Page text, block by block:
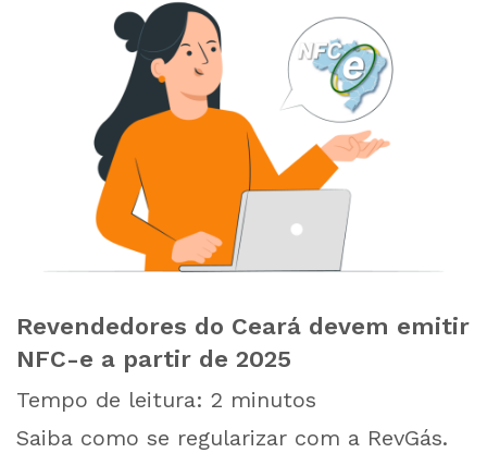
Revendedores do Ceará devem emitir
NFC-e a partir de 2025
Tempo de leitura: 2 minutos
Saiba como se regularizar com a RevGás.